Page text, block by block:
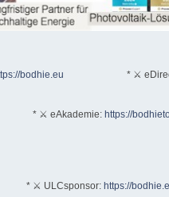
bodhie.eu * ⚔
* ⚔ eAkademie: https://
* ⚔ ULCsponsor: https://